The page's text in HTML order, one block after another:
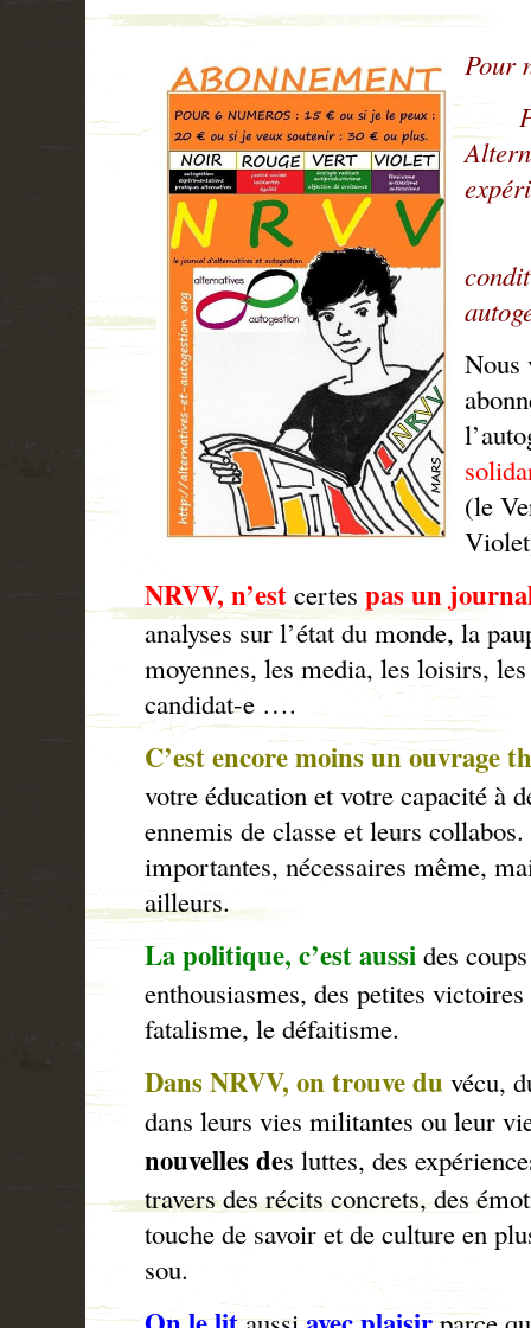
Pour
Nous
(le
NRVV, n’est certes pas un
analyses sur l’état du monde, la
moyennes, les media, les loisirs,
candidat-e ….
C’est encore moins un ouvrage
votre éducation et votre capacité à
ennemis de classe et leurs collabos.
importantes, nécessaires même,
ailleurs.
La politique, c’est aussi des
enthousiasmes, des petites
fatalisme, le défaitisme.
Dans NRVV, on trouve du vécu,
dans leurs vies militantes ou leur
nouvelles des luttes, des
travers des récits concrets, des
touche de savoir et de culture en
sou.